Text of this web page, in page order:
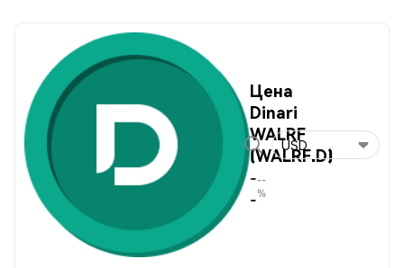
Цена
Dinari
WALRF
(WALRF.D)
-
-
--
%
USD